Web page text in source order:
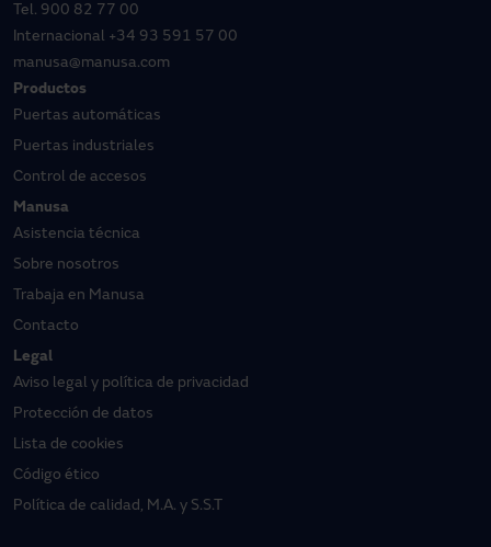
Tel. 900 82 77 00
Internacional +34 93 591 57 00
manusa@manusa.com
Productos
Puertas automáticas
Puertas industriales
Control de accesos
Manusa
Asistencia técnica
Sobre nosotros
Trabaja en Manusa
Contacto
Legal
Aviso legal y política de privacidad
Protección de datos
Lista de cookies
Código ético
Política de calidad, M.A. y S.S.T